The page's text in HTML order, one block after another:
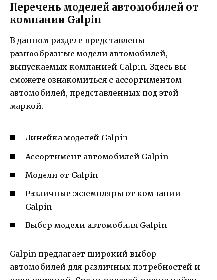
Перечень моделей автомобилей от
компании Galpin
В данном разделе представлены
разнообразные модели автомобилей,
выпускаемых компанией Galpin. Здесь вы
сможете ознакомиться с ассортиментом
автомобилей, представленных под этой
маркой.
Линейка моделей Galpin
Ассортимент автомобилей Galpin
Модели от Galpin
Различные экземпляры от компании
Galpin
Выбор модели автомобиля Galpin
Galpin предлагает широкий выбор
автомобилей для различных потребностей и